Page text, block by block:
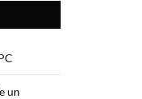
un